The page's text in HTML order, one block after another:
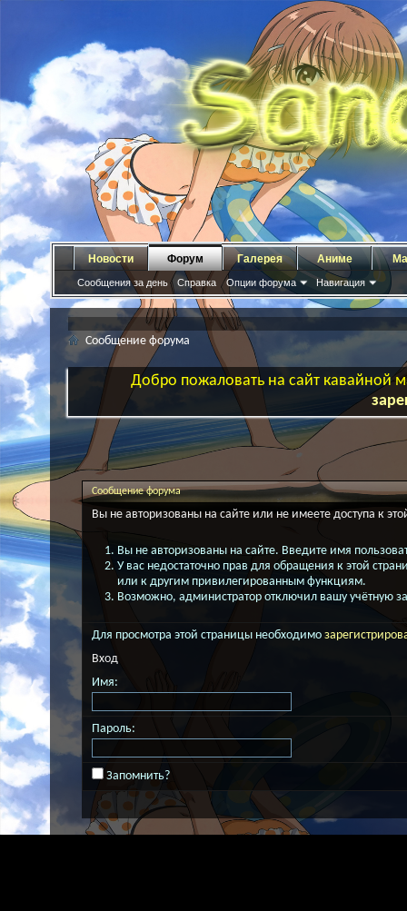
Новости Форум
Сообщения за день Справка Опции форума Навигация
Галерея Аниме
Сообщение форума
Добро пожаловать на сайт кавайной
Сообщение форума
Вы не авторизованы на сайте или не имеете доступа к
Вы не авторизованы на сайте. Введите имя
У вас недостаточно прав для обращения к этой
или к другим привилегированным функциям.
Возможно, администратор отключил вашу учётную
Для просмотра этой страницы необходимо
Вход
Имя:
Пароль:
Запомнить?